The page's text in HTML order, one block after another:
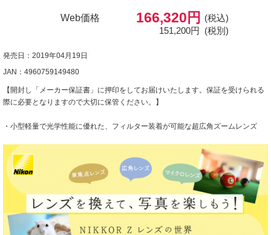
Web価格 166,320円
(税込)
151,200円 (税別)
発売日：2019年04月19日
JAN：4960759149480
【開封し「メーカー保証書」に押印をしてお届けいたします。保証を受けられる
際に必要となりますので大切に保管ください。】
・小型軽量で光学性能に優れた、フィルター装着が可能な超広角ズームレンズ